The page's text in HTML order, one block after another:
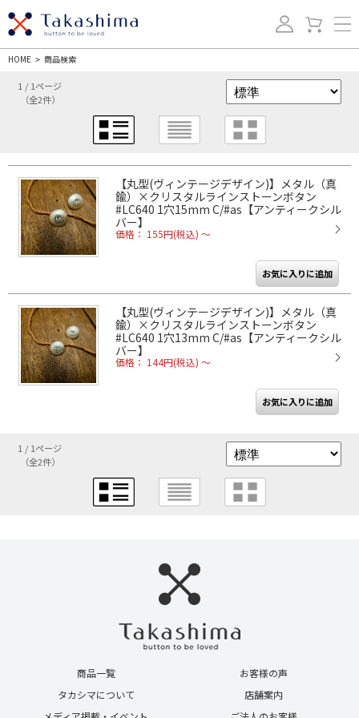
HOME > 商品検索
1 / 1ページ
（全2件）
【丸型(ヴィンテージデザイン)】メタル（真
鍮）×クリスタルラインストーンボタン
#LC640 1穴15mm C/#as【アンティークシル
バー】
価格： 155円(税込) ～
【丸型(ヴィンテージデザイン)】メタル（真
鍮）×クリスタルラインストーンボタン
#LC640 1穴13mm C/#as【アンティークシル
バー】
価格： 144円(税込) ～
1 / 1ページ
（全2件）
商品一覧
お客様の声
タカシマについて
店舗案内